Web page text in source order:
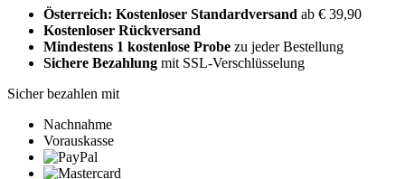
Österreich: Kostenloser Standardversand ab € 39,90
Kostenloser Rückversand
Mindestens 1 kostenlose Probe zu jeder Bestellung
Sichere Bezahlung mit SSL-Verschlüsselung
Sicher bezahlen mit
Nachnahme
Vorauskasse